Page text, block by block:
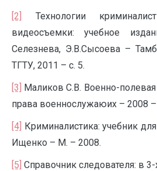
[2]
Технологии
видеосъемки: учебное
Селезнева, Э.В.Сысоева –
ТГТУ, 2011 – с. 5.
[3] Маликов С.В. Военно-
права военнослужаюих – 2008 –
[4] Криминалистика: учебник
Ищенко – М. – 2008.
[5] Справочник следователя: в